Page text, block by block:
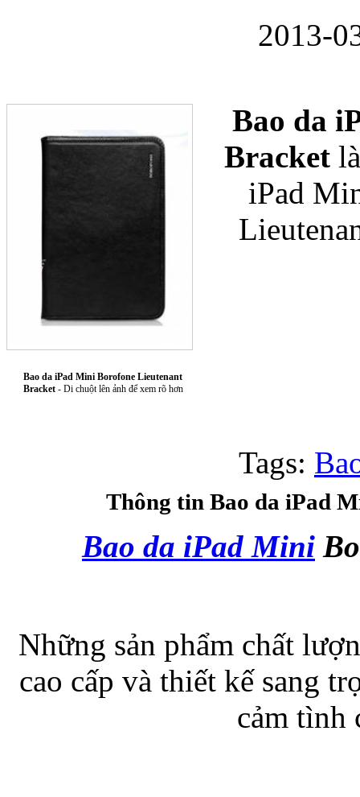
Bao da Samsung
Ốp lưng Samsung
Ốp lưng Sony
Bao da Samsung
2013-
Bao da iPad Mini Borofone Lieutenant
Bracket- Di chuột lên ảnh để xem rõ hơn
Bao da
Bracketlà
iPad
Tags:
Thông tin Bao da iPad
Bao da iPad Mini
Những sản phẩm chất
cao cấp và thiết kế sang
cảm tình